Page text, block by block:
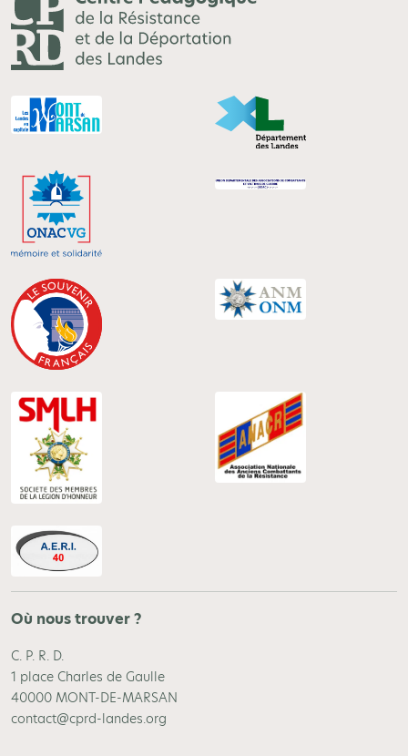
Où nous trouver ?
C. P. R. D.
1 place Charles de Gaulle
40000 MONT-DE-MARSAN
contact@cprd-landes.org